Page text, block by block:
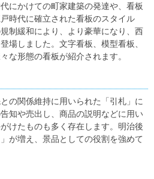
にかけての町家建築の発達や、看板
時代に確立された看板のスタイル
制緩和により、より豪華になり、西
場しました。文字看板、模型看板、
な形態の看板が紹介されます。
の関係維持に用いられた「引札」に
知や売出し、商品の説明などに用い
けたものも多く存在します。明治後
が増え、景品としての役割を強めて